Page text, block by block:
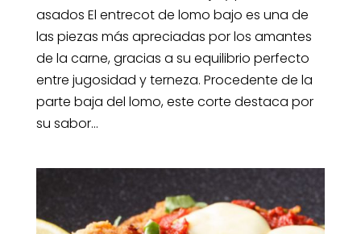
asados El entrecot de lomo bajo es una de
las piezas más apreciadas por los amantes
de la carne, gracias a su equilibrio perfecto
entre jugosidad y terneza. Procedente de la
parte baja del lomo, este corte destaca por
su sabor...